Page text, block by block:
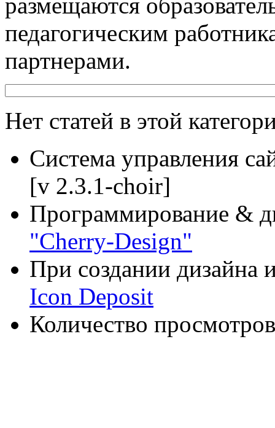
педагогическим
партнерами.
Нет статей в этой
Система управления
[v 2.3.1-choir]
Программирование &
"Cherry-Design"
При создании дизайна
Icon Deposit
Количество